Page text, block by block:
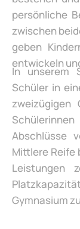
persönliche
zwischen
geben
entwickeln
In unserem
Schüler in
zweizügigen
Abschlüsse
Mittlere Reife
Leistungen
Gymnasium